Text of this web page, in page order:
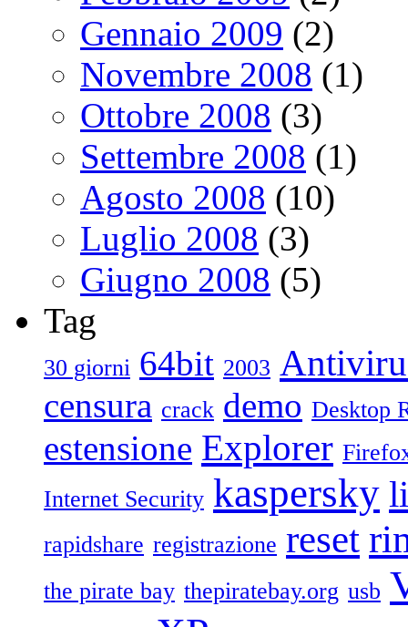
Gennaio 2009 (2)
Novembre 2008 (1)
Ottobre 2008 (3)
Settembre 2008 (1)
Agosto 2008 (10)
Luglio 2008 (3)
Giugno 2008 (5)
Tag
30 giorni 64bit 2003
censura crack demo Desktop
estensione Explorer
Internet Security kaspersky
rapidshare registrazione reset
the pirate bay thepiratebay.org usb